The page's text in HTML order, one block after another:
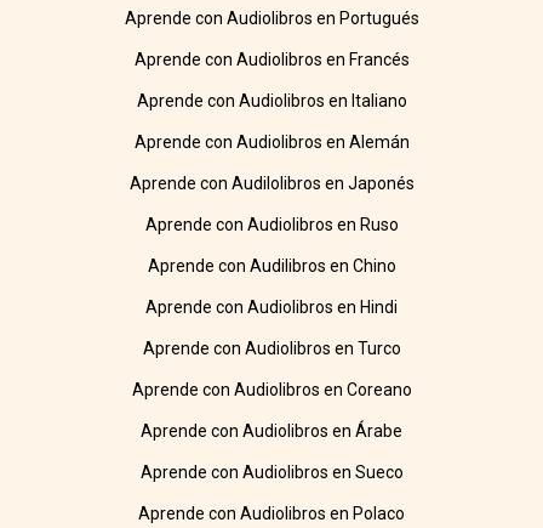
Aprende con Audiolibros en Portugués
Aprende con Audiolibros en Francés
Aprende con Audiolibros en Italiano
Aprende con Audiolibros en Alemán
Aprende con Audilolibros en Japonés
Aprende con Audiolibros en Ruso
Aprende con Audilibros en Chino
Aprende con Audiolibros en Hindi
Aprende con Audiolibros en Turco
Aprende con Audiolibros en Coreano
Aprende con Audiolibros en Árabe
Aprende con Audiolibros en Sueco
Aprende con Audiolibros en Polaco